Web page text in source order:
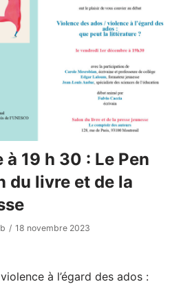
à 19 h 30 : Le Pen
du livre et de la
18 novembre 2023
à l’égard des ados :